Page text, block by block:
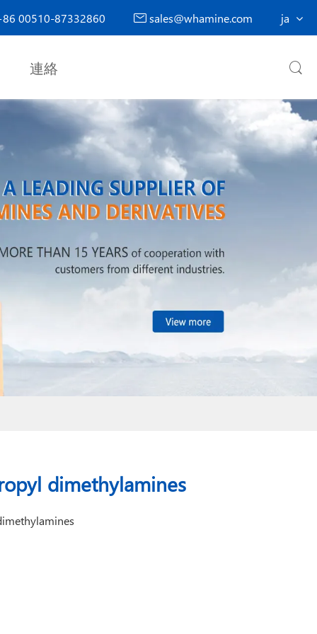
00510-87332860  sales@whamine.com ja
連絡 
dimethylamines